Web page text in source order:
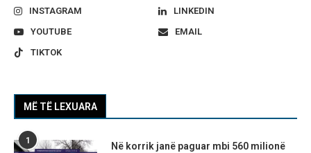
INSTAGRAM
LINKEDIN
YOUTUBE
EMAIL
TIKTOK
MË TË LEXUARA
1
Në korrik janë paguar mbi 560 milionë